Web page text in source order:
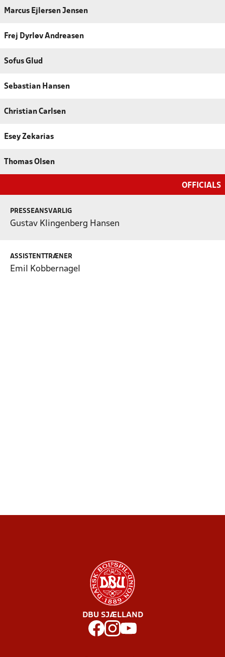
Marcus Ejlersen Jensen
Frej Dyrløv Andreasen
Sofus Glud
Sebastian Hansen
Christian Carlsen
Esey Zekarias
Thomas Olsen
OFFICIALS
PRESSEANSVARLIG
Gustav Klingenberg Hansen
ASSISTENTTRÆNER
Emil Kobbernagel
DBU SJÆLLAND